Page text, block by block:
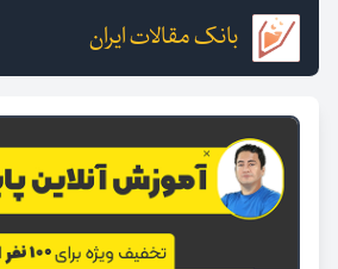
بانک مقالات ایران